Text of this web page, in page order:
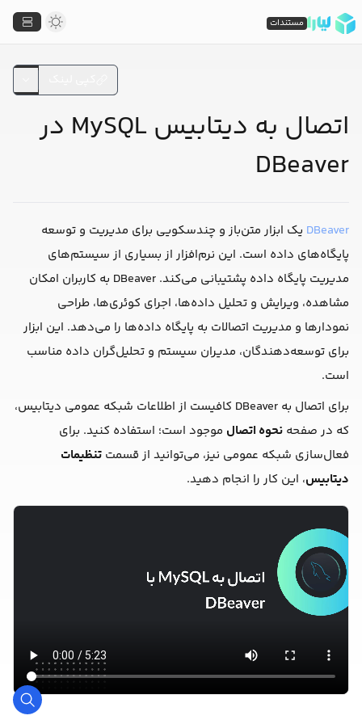
اتصال به دیتابیس MySQL در
DBeaver
DBeaver یک ابزار متن‌باز و چند‌سکویی برای مدیریت و توسعه
پایگاه‌های داده است. این نرم‌افزار از بسیاری از سیستم‌های
مدیریت پایگاه داده پشتیبانی می‌کند. DBeaver به کاربران امکان
مشاهده، ویرایش و تحلیل داده‌ها، اجرای کوئری‌ها، طراحی
نمودارها و مدیریت اتصالات به پایگاه داده‌ها را می‌دهد. این ابزار
برای توسعه‌دهندگان، مدیران سیستم و تحلیل‌گران داده مناسب
است.
برای اتصال به DBeaver کافیست از اطلاعات شبکه عمومی دیتابیس،
که در صفحه نحوه اتصال موجود است؛ استفاده کنید. برای
فعال‌سازی شبکه عمومی نیز، می‌توانید از قسمت تنظیمات
دیتابیس، این کار را انجام دهید.
مستندات